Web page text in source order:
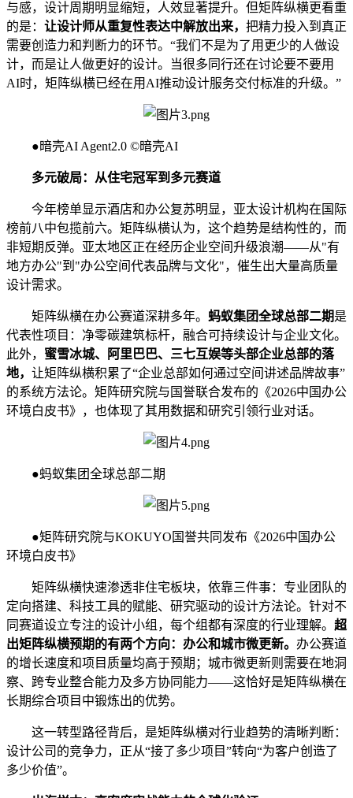
与感，设计周期明显缩短，人效显著提升。但矩阵纵横更看重
的是： 让设计师从重复性表达中解放出来， 把精力投入到真正
需要创造力和判断力的环节。“我们不是为了用更少的人做设
计，而是让人做更好的设计。当很多同行还在讨论要不要用
AI时，矩阵纵横已经在用AI推动设计服务交付标准的升级。”
●暗壳AI Agent2.0 ©暗壳AI
多元破局：从住宅冠军到多元赛道
今年榜单显示酒店和办公复苏明显，亚太设计机构在国际
榜前八中包揽前六。矩阵纵横认为，这个趋势是结构性的，而
非短期反弹。亚太地区正在经历企业空间升级浪潮——从"有
地方办公"到"办公空间代表品牌与文化"，催生出大量高质量
设计需求。
矩阵纵横在办公赛道深耕多年。 蚂蚁集团全球总部二期是
代表性项目：净零碳建筑标杆，融合可持续设计与企业文化。
此外， 蜜雪冰城、阿里巴巴、三七互娱等头部企业总部的落
地， 让矩阵纵横积累了“企业总部如何通过空间讲述品牌故事”
的系统方法论。矩阵研究院与国誉联合发布的《2026中国办公
环境白皮书》，也体现了其用数据和研究引领行业对话。
●蚂蚁集团全球总部二期
●矩阵研究院与KOKUYO国誉共同发布《2026中国办公
环境白皮书》
矩阵纵横快速渗透非住宅板块，依靠三件事：专业团队的
定向搭建、科技工具的赋能、研究驱动的设计方法论。针对不
同赛道设立专注的设计小组，每个组都有深度的行业理解。 超
出矩阵纵横预期的有两个方向： 办公和城市微更新。 办公赛道
的增长速度和项目质量均高于预期；城市微更新则需要在地洞
察、跨专业整合能力及多方协同能力——这恰好是矩阵纵横在
长期综合项目中锻炼出的优势。
这一转型路径背后，是矩阵纵横对行业趋势的清晰判断：
设计公司的竞争力，正从“接了多少项目”转向“为客户创造了
多少价值”。